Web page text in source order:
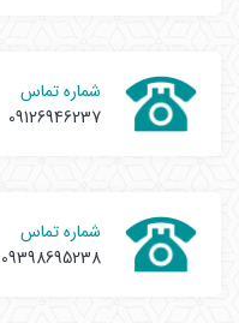
شماره تماس
09126946237
شماره تماس
09398695238